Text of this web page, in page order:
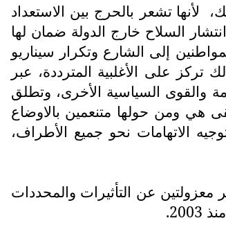
لأنها تشعر بالحرج بين الاستعداد
السلاح خارج الدولة ضمان لها
إلى الشارع وتكرار سيناريو
على الأغلبية المترددة، عبر
والقوى السياسية الأخرى، وتطلق
هي ومن حولها متنعمين بالاوضاع
الاتهامات نحو جميع الأطراف،
معزولتين عن التأثيرات والمحددات